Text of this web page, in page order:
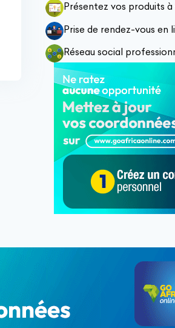
Présentez vos produits à
Prise de rendez-vous en
Réseau social